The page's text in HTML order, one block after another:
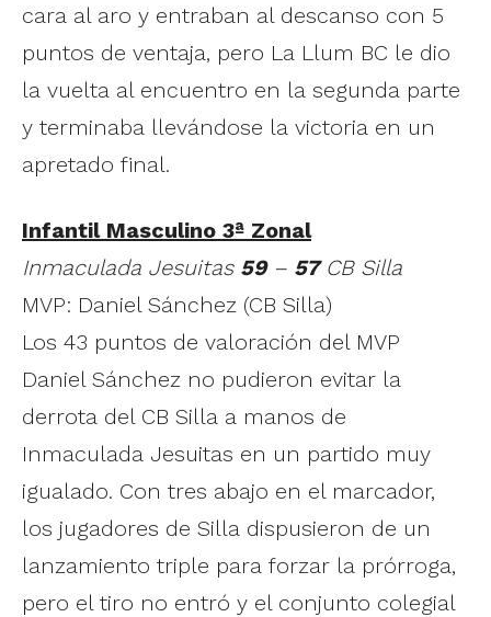
cara al aro y entraban al descanso con 5
puntos de ventaja, pero La Llum BC le dio
la vuelta al encuentro en la segunda parte
y terminaba llevándose la victoria en un
apretado final.
Infantil Masculino 3ª Zonal
Inmaculada Jesuitas 59– 57CB Silla
MVP: Daniel Sánchez (CB Silla)
Los 43 puntos de valoración del MVP
Daniel Sánchez no pudieron evitar la
derrota del CB Silla a manos de
Inmaculada Jesuitas en un partido muy
igualado. Con tres abajo en el marcador,
los jugadores de Silla dispusieron de un
lanzamiento triple para forzar la prórroga,
pero el tiro no entró y el conjunto colegial